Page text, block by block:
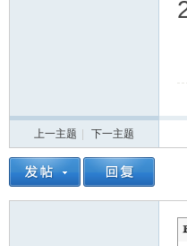
上一主题 下一主题